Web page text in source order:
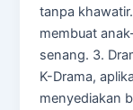
tanpa
membuat
senang. 3.
K-Drama,
menyediakan